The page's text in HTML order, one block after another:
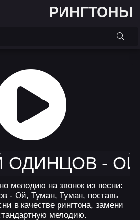
РИНГТОНЫ
ОДИНЦОВ -
мелодию на звонок из песни:
- Ой, Туман, Туман, поставь
в качестве рингтона, замени
мелодию.